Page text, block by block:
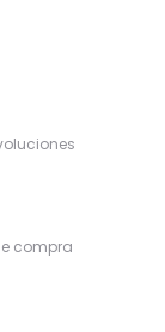
compra